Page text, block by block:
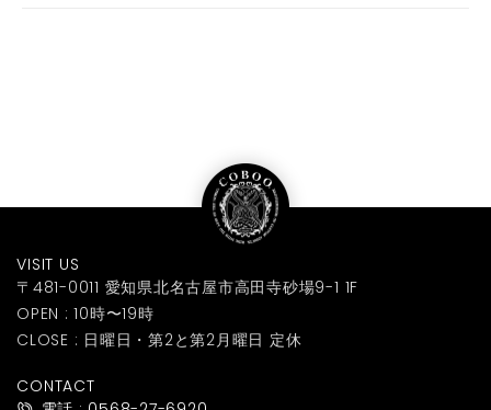
VISIT US
〒481-0011 愛知県北名古屋市高田寺砂場9-1 1F
OPEN : 10時〜19時
CLOSE : 日曜日・第2と第2月曜日 定休
CONTACT